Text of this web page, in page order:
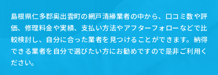
島根県仁多郡奥出雲町の網戸清掃業者の中から、口コミ数や評
価、修理料金や実績、支払い方法やアフターフォローなどで比
較検討し、自分に合った業者を見つけることができます。納得
できる業者を自分で選びたい方にお勧めですので是非ご利用く
ださい。